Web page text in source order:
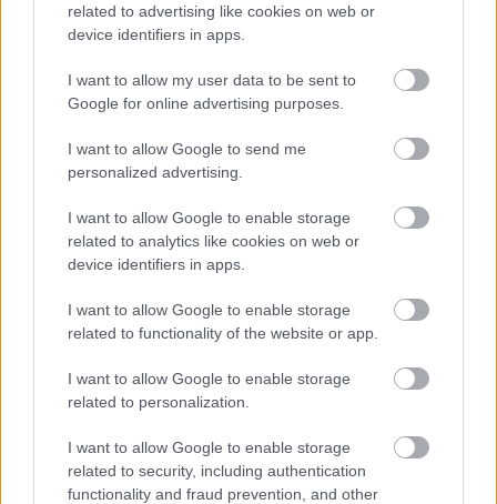
related to advertising like cookies on web or
device identifiers in apps.
I want to allow my user data to be sent to
Google for online advertising purposes.
I want to allow Google to send me
personalized advertising.
I want to allow Google to enable storage
related to analytics like cookies on web or
device identifiers in apps.
I want to allow Google to enable storage
related to functionality of the website or app.
I want to allow Google to enable storage
related to personalization.
I want to allow Google to enable storage
related to security, including authentication
functionality and fraud prevention, and other